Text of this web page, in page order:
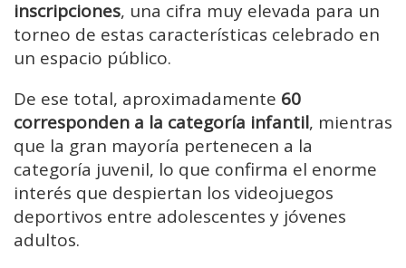
inscripciones, una cifra muy elevada para un
torneo de estas características celebrado en
un espacio público.
De ese total, aproximadamente 60
corresponden a la categoría infantil, mientras
que la gran mayoría pertenecen a la
categoría juvenil, lo que confirma el enorme
interés que despiertan los videojuegos
deportivos entre adolescentes y jóvenes
adultos.